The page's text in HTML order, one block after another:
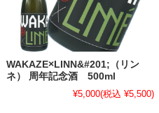
WAKAZE×LINN&#201;（リン
ネ） 周年記念酒 500ml
¥5,000(税込 ¥5,500)